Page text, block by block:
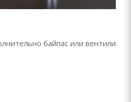
байпас или вентили